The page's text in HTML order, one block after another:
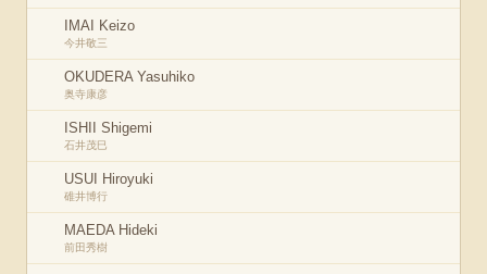
IMAI Keizo
今井敬三
OKUDERA Yasuhiko
奥寺康彦
ISHII Shigemi
石井茂巳
USUI Hiroyuki
碓井博行
MAEDA Hideki
前田秀樹